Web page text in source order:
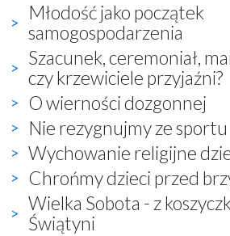
Młodość jako początek
samogospodarzenia
Szacunek, ceremoniał,
czy krzewiciele przyjaźni?
O wierności dozgonnej
Nie rezygnujmy ze sportu
Wychowanie religijne
Chrońmy dzieci przed
Wielka Sobota - z
Świątyni